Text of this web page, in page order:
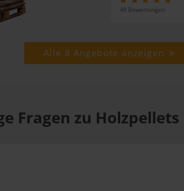
48 Bewertungen
Alle 8 Angebote anzeigen
Fragen zu